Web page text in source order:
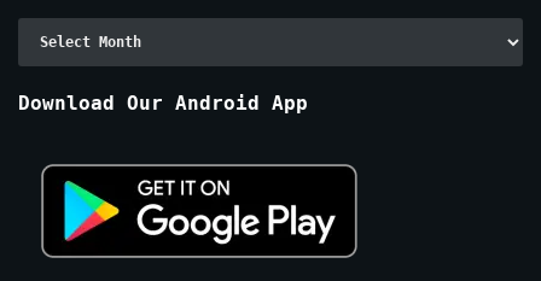
Download Our Android App